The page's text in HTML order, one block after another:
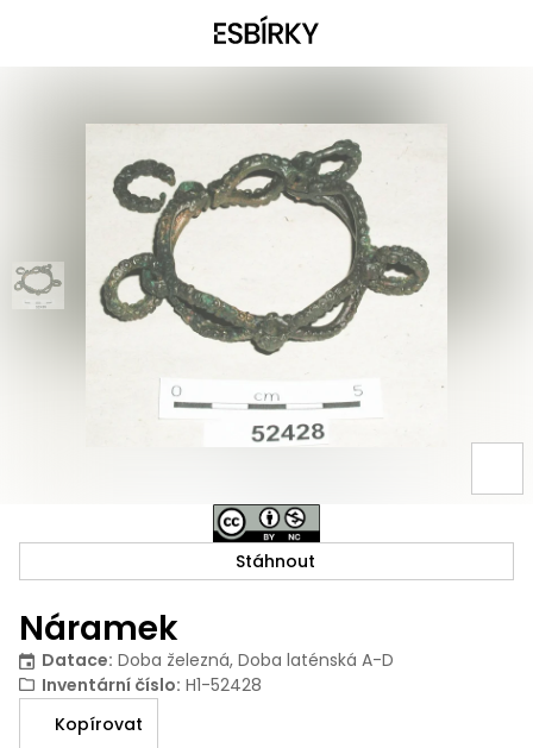
Náramek
Datace: Doba železná, Doba laténská A-D
Inventární číslo: H1-52428
Kopírovat
Stáhnout